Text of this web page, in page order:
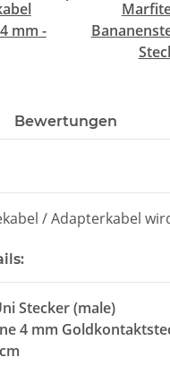
mm -
Bewertungen
/ Adapterkabel
Stecker (male)
4 mm